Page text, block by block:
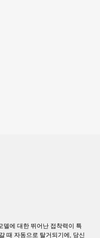
델에 대한 뛰어난 접착력이 특
때 자동으로 탈거되기에, 당신